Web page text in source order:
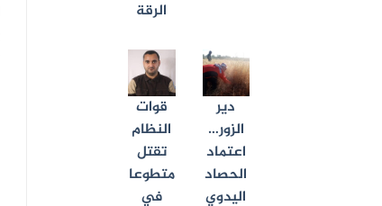
الرقة
دير
الزور…
اعتماد
الحصاد
اليدوي
قوات
النظام
تقتل
متطوعا
في